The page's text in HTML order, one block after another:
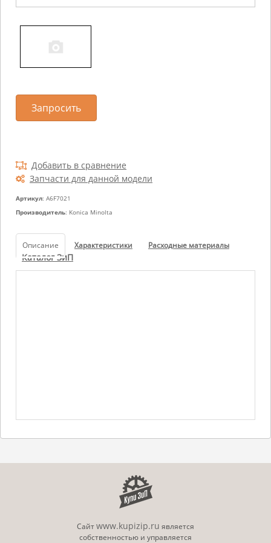
Добавить в сравнение
Запчасти для данной модели
Артикул: A6F7021
Производитель: Konica Minolta
Запросить
Описание Характеристики Расходные материалы
Каталог ЗиП
Сайтwww.kupizip.ru является
собственностью и управляется